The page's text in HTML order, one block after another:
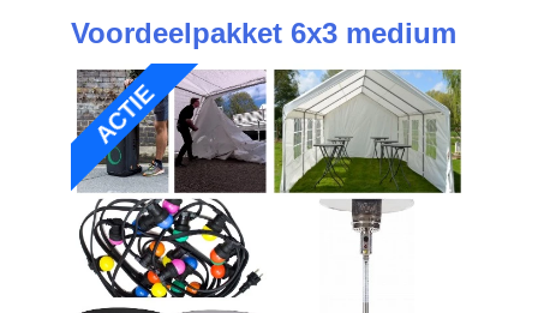
Voordeelpakket 6x3 medium
ACTIE